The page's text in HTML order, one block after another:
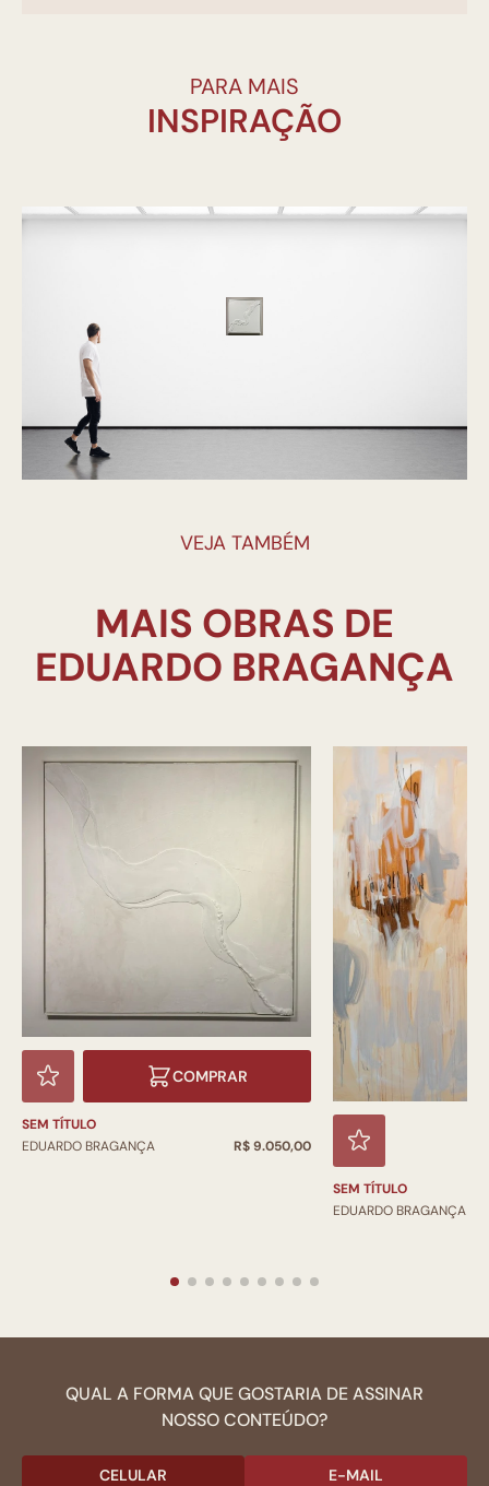
PARA MAIS
INSPIRAÇÃO
VEJA TAMBÉM
MAIS OBRAS DE
COMPRAR
SEM TÍTULO
EDUARDO BRAGANÇA
R$ 9.050,00
SEM TÍTULO
EDUARDO BRAGANÇA
QUAL A FORMA QUE GOSTARIA DE ASSINAR
NOSSO CONTEÚDO?
CELULAR E-MAIL